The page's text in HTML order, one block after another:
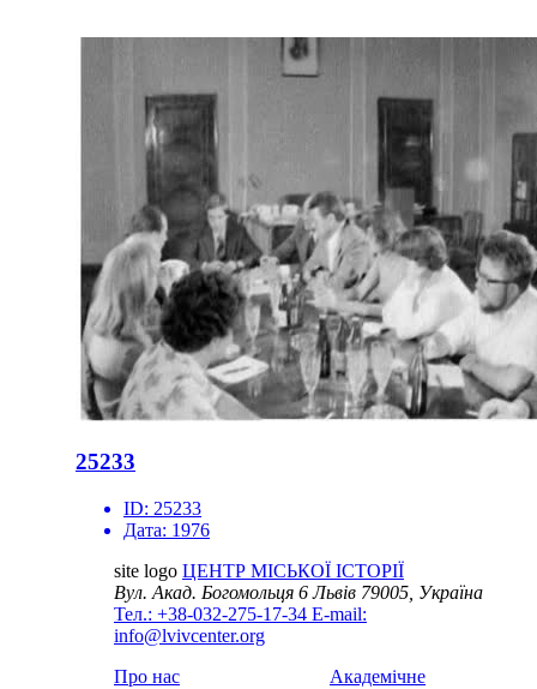
25233
ID: 25233
Дата: 1976
site logo ЦЕНТР МІСЬКОЇ ІСТОРІЇ
Вул. Акад. Богомольця 6Львів 79005, Україна
Тел.: +38-032-275-17-34 E-mail:
info@lvivcenter.org
Про нас
Академічне